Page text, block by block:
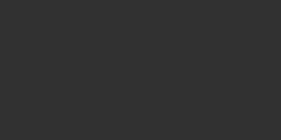
desumidificadores: Os
de longo prazo (2) Compare com
de umidade não é óbvio e é fácil
volume e o design da embalagem
Compare com o dessecante de
mantido por 1 mês no máximo, e